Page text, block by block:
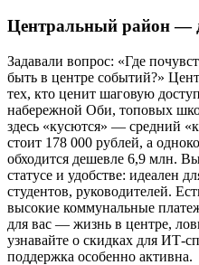
Центральный район —
Задавали вопрос: «Где
быть в центре событий?»
тех, кто ценит шаговую
набережной Оби, топовых
здесь «кусются» — средний
стоит 178 000 рублей, а
обходится дешевле 6,9 млн.
статусе и удобстве: идеален
студентов, руководителей.
высокие коммунальные
для вас — жизнь в центре,
узнавайте о скидках для ИТ-
поддержка особенно активна.